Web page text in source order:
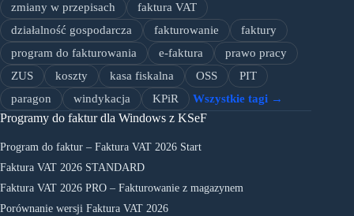
zmiany w przepisach
faktura VAT
działalność gospodarcza
fakturowanie
faktury
program do fakturowania
e-faktura
prawo pracy
ZUS
koszty kasa fiskalna OSS
PIT
paragon
windykacja KPiR Wszystkie tagi →
Programy do faktur dla Windows z KSeF
Program do faktur – Faktura VAT 2026 Start
Faktura VAT 2026 STANDARD
Faktura VAT 2026 PRO – Fakturowanie z magazynem
Porównanie wersji Faktura VAT 2026